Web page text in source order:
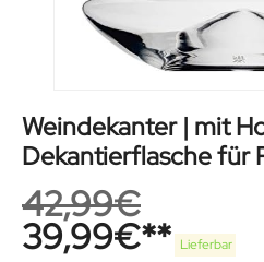
Weindekanter | mit
Dekantierflasche für
42,99€
39,99€ Lieferbar